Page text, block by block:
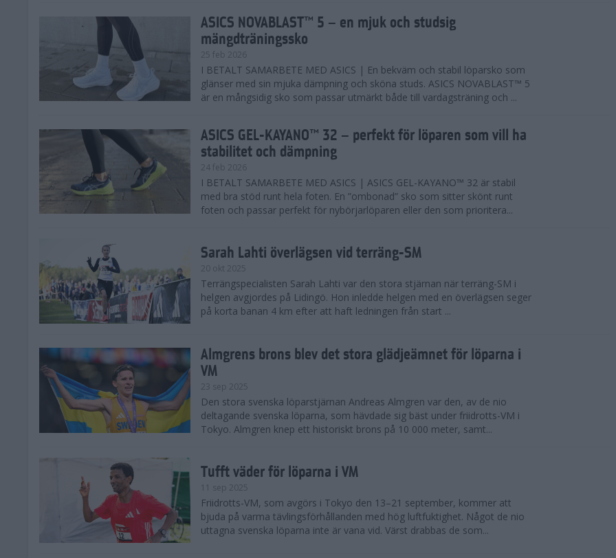
ASICS NOVABLAST™ 5 – en mjuk och studsig
mängdträningssko
25 feb 2026
I BETALT SAMARBETE MED ASICS | En bekväm och stabil löparsko som
glänser med sin mjuka dämpning och sköna studs. ASICS NOVABLAST™ 5
är en mångsidig sko som passar utmärkt både till vardagsträning och ...
ASICS GEL-KAYANO™ 32 – perfekt för löparen som vill ha
stabilitet och dämpning
24 feb 2026
I BETALT SAMARBETE MED ASICS | ASICS GEL-KAYANO™ 32 är stabil
med bra stöd runt hela foten. En ”ombonad” sko som sitter skönt runt
foten och passar perfekt för nybörjarlöparen eller den som prioritera...
Sarah Lahti överlägsen vid terräng-SM
20 okt 2025
Terrängspecialisten Sarah Lahti var den stora stjärnan när terräng-SM i
helgen avgjordes på Lidingö. Hon inledde helgen med en överlägsen seger
på korta banan 4 km efter att haft ledningen från start ...
Almgrens brons blev det stora glädjeämnet för löparna i
VM
23 sep 2025
Den stora svenska löparstjärnan Andreas Almgren var den, av de nio
deltagande svenska löparna, som hävdade sig bäst under friidrotts-VM i
Tokyo. Almgren knep ett historiskt brons på 10 000 meter, samt...
Tufft väder för löparna i VM
11 sep 2025
Friidrotts-VM, som avgörs i Tokyo den 13–21 september, kommer att
bjuda på varma tävlingsförhållanden med hög luftfuktighet. Något de nio
uttagna svenska löparna inte är vana vid. Värst drabbas de som...